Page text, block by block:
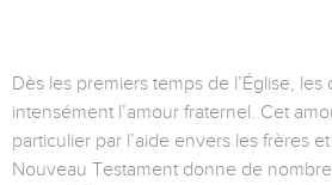
Dès les premiers temps de l’Église,
intensément l’amour fraternel. Cet
particulier par l’aide envers les frères
Nouveau Testament donne de